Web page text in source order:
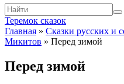
Теремок сказок
Главная » Сказки русских и
Микитов » Перед зимой
Перед зимой